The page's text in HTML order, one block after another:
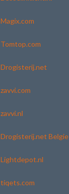
Magix.com
Tomtop.com
Drogisterij.net
zavvi.com
zavvi.nl
Drogisterij.net Belgie
Lightdepot.nl
tiqets.com